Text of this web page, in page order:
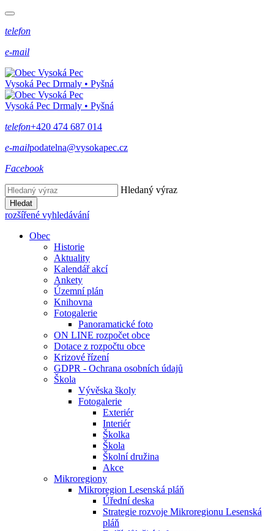
telefon
e-mail
Vysoká Pec Drmaly • Pyšná
Vysoká Pec Drmaly • Pyšná
telefon+420 474 687 014
e-mailpodatelna@vysokapec.cz
Facebook
Hledaný výraz
Hledat
rozšířené vyhledávání
Obec
Historie
Aktuality
Kalendář akcí
Ankety
Územní plán
Knihovna
Fotogalerie
Panoramatické foto
ON LINE rozpočet obce
Dotace z rozpočtu obce
Krizové řízení
GDPR - Ochrana osobních údajů
Škola
Vývěska školy
Fotogalerie
Exteriér
Interiér
Školka
Škola
Školní družina
Akce
Mikroregiony
Mikroregion Lesenská pláň
Úřední deska
Strategie rozvoje Mikroregionu Lesenská
pláň